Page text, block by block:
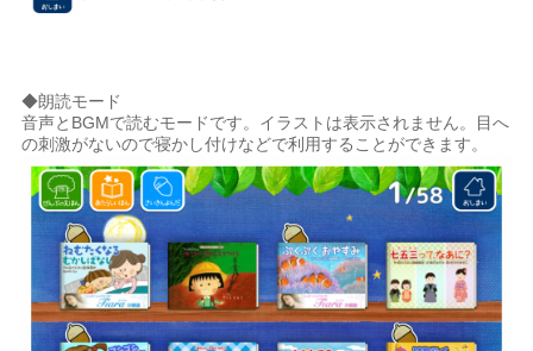
◆朗読モード
音声とBGMで読むモードです。イラストは表示されません。目へ
の刺激がないので寝かし付けなどで利用することができます。